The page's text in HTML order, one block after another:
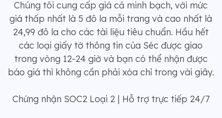
Chúng tôi cung cấp giá cả minh bạch, với mức
giá thấp nhất là 5 đô la mỗi trang và cao nhất là
24,99 đô la cho các tài liệu tiêu chuẩn. Hầu hết
các loại giấy tờ thông tin của Séc được giao
trong vòng 12-24 giờ và bạn có thể nhận được
báo giá thì không cần phải xóa chỉ trong vài giây.
Chứng nhận SOC2 Loại 2 | Hỗ trợ trực tiếp 24/7